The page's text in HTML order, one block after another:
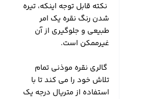
نکته قابل توجه اینکه، تیره
شدن رنگ نقره یک امر
طبیعی و جلوگیری از آن
غیرممکن است.
گالری نقره موذنی تمام
تلاش خود را می کند تا با
استفاده از متریال درجه یک